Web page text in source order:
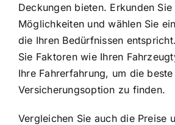
Deckungen bieten. Erkunden Sie
Möglichkeiten und wählen Sie
die Ihren Bedürfnissen
Sie Faktoren wie Ihren
Ihre Fahrerfahrung, um die beste
Versicherungsoption zu finden.
Vergleichen Sie auch die Preise